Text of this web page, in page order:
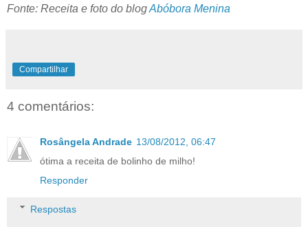
Fonte: Receita e foto do blogAbóbora Menina
Compartilhar
4 comentários:
Rosângela Andrade 13/08/2012, 06:47
ótima a receita de bolinho de milho!
Responder
Respostas